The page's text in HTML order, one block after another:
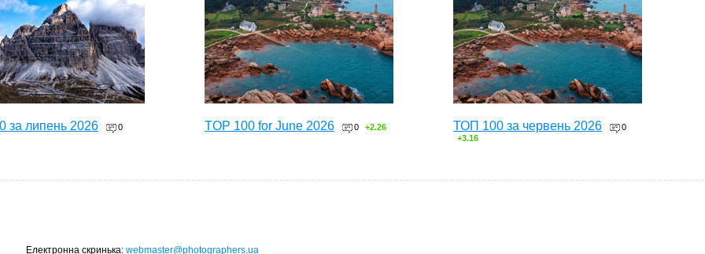
за липень 2026
0
TOP 100 for June 2026 0 +2.26 ТОП 100 за червень 2026
0
+3.16
Електронна скринька: webmaster@photographers.ua